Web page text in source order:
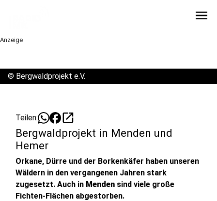
menu
Anzeige
© Bergwaldprojekt e.V.
Teilen: open_in_new
Bergwaldprojekt in Menden und
Hemer
Orkane, Dürre und der Borkenkäfer haben unseren
Wäldern in den vergangenen Jahren stark
zugesetzt. Auch in Menden sind viele große
Fichten-Flächen abgestorben.